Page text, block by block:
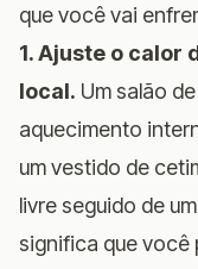
que você vai
1. Ajuste o calor
local. Um salão
aquecimento
um vestido de
livre seguido de
significa que você